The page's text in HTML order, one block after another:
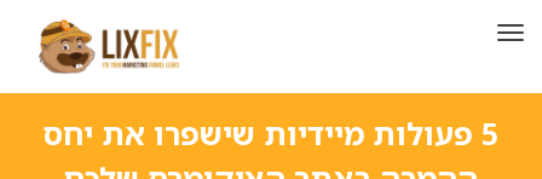
תפריט
5 פעולות מיידיות שישפרו את יחס